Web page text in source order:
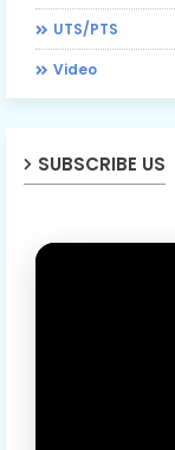
UTS/PTS
Video
SUBSCRIBE US